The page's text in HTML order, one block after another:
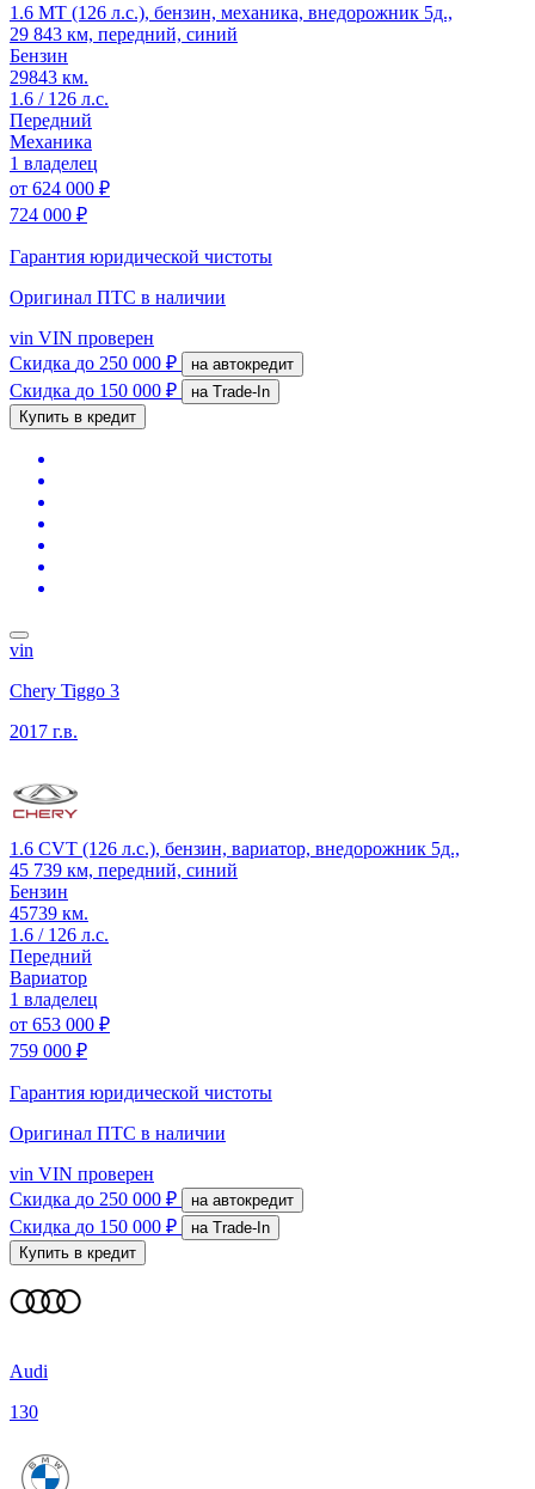
1.6 MT (126 л.с.), бензин, механика, внедорожник 5д.,
29 843 км, передний, синий
Бензин
29843 км.
1.6 / 126 л.с.
Передний
Механика
1 владелец
от 624 000 ₽
724 000 ₽
Гарантия юридической чистоты
Оригинал ПТС в наличии
vin VIN проверен
Скидка до 250 000 ₽ на автокредит
Скидка до 150 000 ₽
на Trade-In
Купить в кредит
vin
Chery Tiggo 3
2017 г.в.
1.6 CVT (126 л.с.), бензин, вариатор, внедорожник 5д.,
45 739 км, передний, синий
Бензин
45739 км.
1.6 / 126 л.с.
Передний
Вариатор
1 владелец
от 653 000 ₽
759 000 ₽
Гарантия юридической чистоты
Оригинал ПТС в наличии
vin VIN проверен
Скидка до 250 000 ₽ на автокредит
Скидка до 150 000 ₽
на Trade-In
Купить в кредит
Audi
130